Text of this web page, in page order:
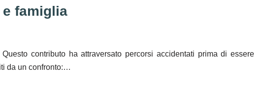
famiglia
contributo ha attraversato percorsi accidentati prima di essere
da un confronto:…